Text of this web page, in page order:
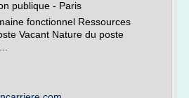
publique - Paris
fonctionnel Ressources
Vacant Nature du poste